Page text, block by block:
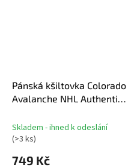
Pánská kšiltovka Colorado
Avalanche NHL Authentic
Unstructured Adjustable
Skladem - ihned k odeslání
(>3 ks)
749 Kč